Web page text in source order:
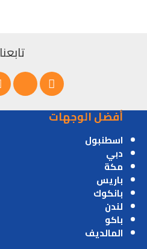
تابعنا
أفضل الوجهات
اسطنبول
دبي
مكة
باريس
بانكوك
لندن
باكو
المالديف